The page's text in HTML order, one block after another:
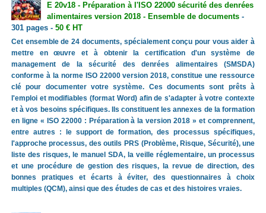
E 20v18 - Préparation à l'ISO 22000 sécurité des denrées
alimentaires version 2018 - Ensemble de documents-
301 pages - 50 € HT
Cet ensemble de 24 documents, spécialement conçu pour vous aider à
mettre en œuvre et à obtenir la certification d'un système de
management de la sécurité des denrées alimentaires (SMSDA)
conforme à la norme ISO 22000 version 2018, constitue une ressource
clé pour documenter votre système. Ces documents sont prêts à
l'emploi et modifiables (format Word) afin de s'adapter à votre contexte
et à vos besoins spécifiques. Ils constituent les annexes de la formation
en ligne « ISO 22000 : Préparation à la version 2018 » et comprennent,
entre autres : le support de formation, des processus spécifiques,
l'approche processus, des outils PRS (Problème, Risque, Sécurité), une
liste des risques, le manuel SDA, la veille réglementaire, un processus
et une procédure de gestion des risques, la revue de direction, des
bonnes pratiques et écarts à éviter, des questionnaires à choix
multiples (QCM), ainsi que des études de cas et des histoires vraies.